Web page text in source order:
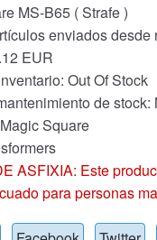
MS-B65 ( Strafe )
enviados
EUR
Out Of Stock
de
Square
ASFIXIA: Este
para personas